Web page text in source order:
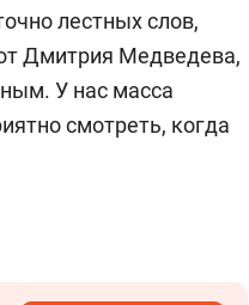
лестных слов,
Дмитрия Медведева,
У нас масса
смотреть, когда